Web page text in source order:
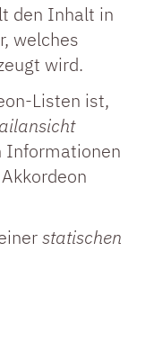
den Inhalt in
welches
wird.
Listen ist,
Informationen
statischen